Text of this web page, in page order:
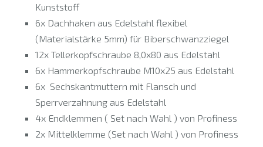
Kunststoff
6x Dachhaken aus Edelstahl flexibel
(Materialstärke 5mm) für Biberschwanzziegel
12x Tellerkopfschraube 8,0x80 aus Edelstahl
6x Hammerkopfschraube M10x25 aus Edelstahl
6x Sechskantmuttern mit Flansch und
Sperrverzahnung aus Edelstahl
4x Endklemmen ( Set nach Wahl ) von Profiness
2x Mittelklemme (Set nach Wahl ) von Profiness